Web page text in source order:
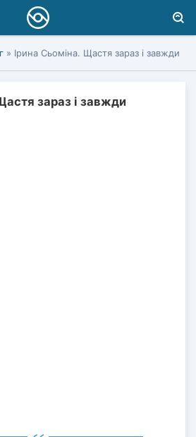
» Ірина Сьоміна. Щастя зараз і завжди
зараз і завжди